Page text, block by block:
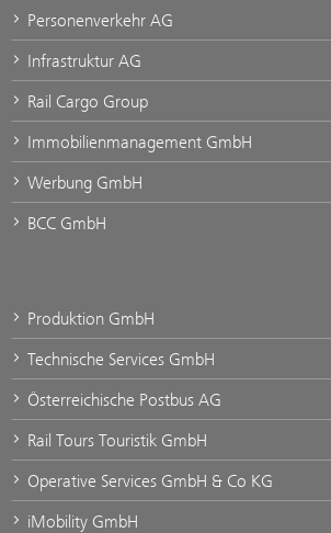
Personenverkehr AG
Infrastruktur AG
Rail Cargo Group
Immobilienmanagement GmbH
Werbung GmbH
BCC GmbH
Produktion GmbH
Technische Services GmbH
Österreichische Postbus AG
Rail Tours Touristik GmbH
Operative Services GmbH & Co KG
iMobility GmbH